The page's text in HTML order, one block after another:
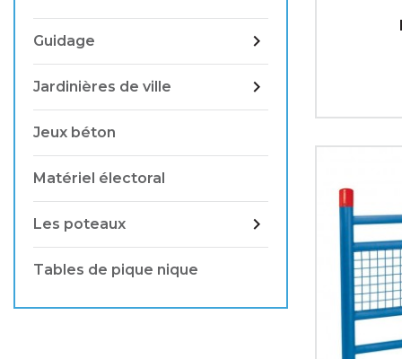
Guidage 
Jardinières de ville 
Jeux béton
Matériel électoral
Les poteaux 
Tables de pique nique